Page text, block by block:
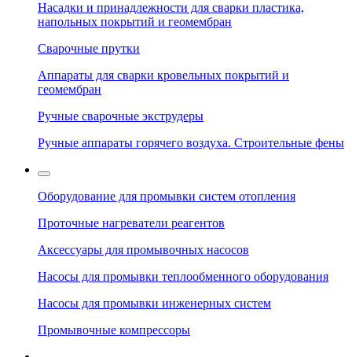
Насадки и принадлежности для сварки пластика,
напольных покрытий и геомембран
Сварочные прутки
Аппараты для сварки кровельных покрытий и
геомембран
Ручные сварочные экструдеры
Ручные аппараты горячего воздуха. Строительные фены
Оборудование для промывки систем отопления
Проточные нагреватели реагентов
Аксессуары для промывочных насосов
Насосы для промывки теплообменного оборудования
Насосы для промывки инженерных систем
Промывочные компрессоры